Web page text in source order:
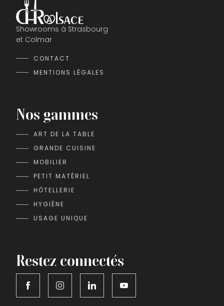
Showrooms à Strasbourg
et Colmar
CONTACT
MENTIONS LÉGALES
Nos gammes
ART DE LA TABLE
GRANDE CUISINE
MOBILIER
PETIT MATÉRIEL
HÔTELLERIE
HYGIÈNE
USAGE UNIQUE
Restez connectés